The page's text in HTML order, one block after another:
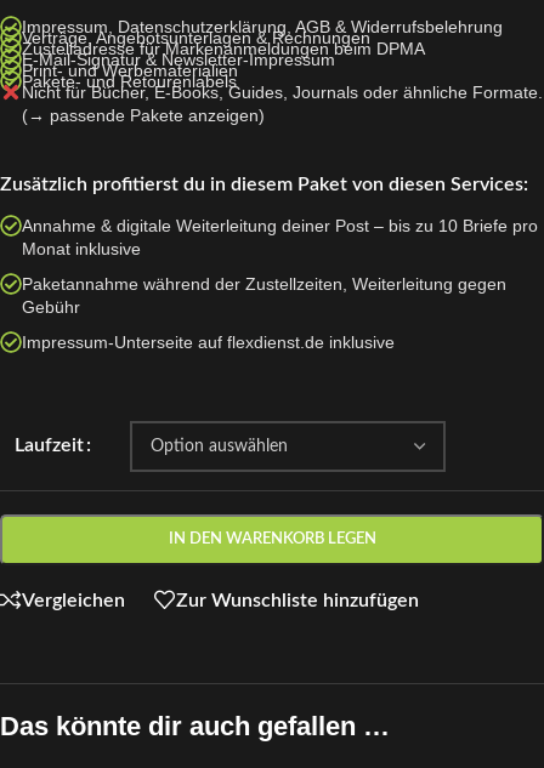
Impressum, Datenschutzerklärung, AGB & Widerrufsbelehrung
Verträge, Angebotsunterlagen & Rechnungen
Zustelladresse für Markenanmeldungen beim DPMA
E-Mail-Signatur & Newsletter-Impressum
Print- und Werbematerialien
Pakete- und Retourenlabels
Nicht für Bücher, E-Books, Guides, Journals oder ähnliche Formate.
(→ passende Pakete anzeigen)
Zusätzlich profitierst du in diesem Paket von diesen Services:
Annahme & digitale Weiterleitung deiner Post – bis zu 10 Briefe pro
Monat inklusive
Paketannahme während der Zustellzeiten, Weiterleitung gegen
Gebühr
Impressum-Unterseite auf flexdienst.de inklusive
Laufzeit
IN DEN WARENKORB LEGEN
Vergleichen Zur Wunschliste hinzufügen
Das könnte dir auch gefallen …